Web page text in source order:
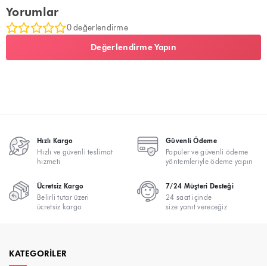
Yorumlar
0 değerlendirme
Değerlendirme Yapın
Hızlı Kargo
Hızlı ve güvenli teslimat
hizmeti
Güvenli Ödeme
Popüler ve güvenli ödeme
yöntemleriyle ödeme yapın
Ücretsiz Kargo
Belirli tutar üzeri
ücretsiz kargo
7/24 Müşteri Desteği
24 saat içinde
size yanıt vereceğiz
KATEGORILER